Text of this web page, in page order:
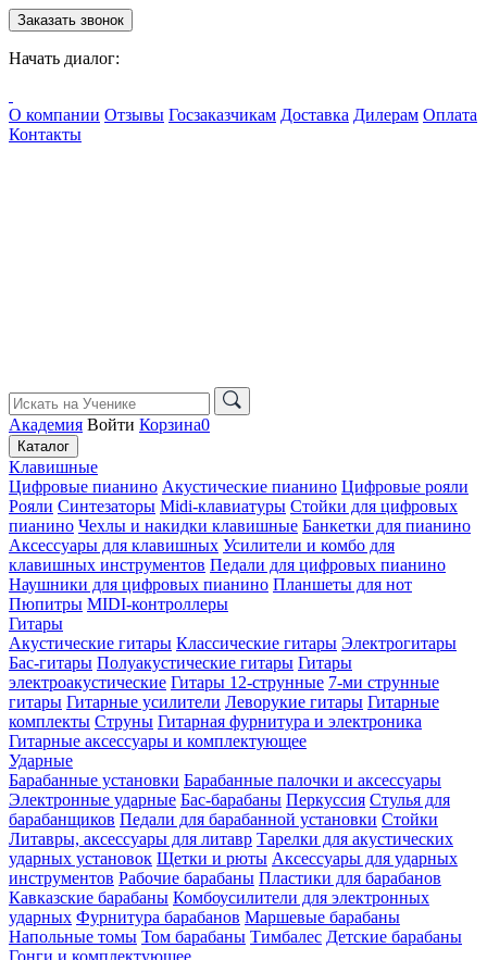
Заказать звонок
Начать диалог:
О компании Отзывы Госзаказчикам Доставка Дилерам Оплата
Контакты
Академия Войти Корзина0
Каталог
Клавишные
Цифровые пианино Акустические пианино Цифровые рояли
Рояли Синтезаторы Midi-клавиатуры Стойки для цифровых
пианино Чехлы и накидки клавишные Банкетки для пианино
Аксессуары для клавишных Усилители и комбо для
клавишных инструментов Педали для цифровых пианино
Наушники для цифровых пианино Планшеты для нот
Пюпитры MIDI-контроллеры
Гитары
Акустические гитары Классические гитары Электрогитары
Бас-гитары Полуакустические гитары Гитары
электроакустические Гитары 12-струнные 7-ми струнные
гитары Гитарные усилители Леворукие гитары Гитарные
комплекты Струны Гитарная фурнитура и электроника
Гитарные аксессуары и комплектующее
Ударные
Барабанные установки Барабанные палочки и аксессуары
Электронные ударные Бас-барабаны Перкуссия Стулья для
барабанщиков Педали для барабанной установки Стойки
Литавры, аксессуары для литавр Тарелки для акустических
ударных установок Щетки и рюты Аксессуары для ударных
инструментов Рабочие барабаны Пластики для барабанов
Кавказские барабаны Комбоусилители для электронных
ударных Фурнитура барабанов Маршевые барабаны
Напольные томы Том барабаны Тимбалес Детские барабаны
Гонги и комплектующее